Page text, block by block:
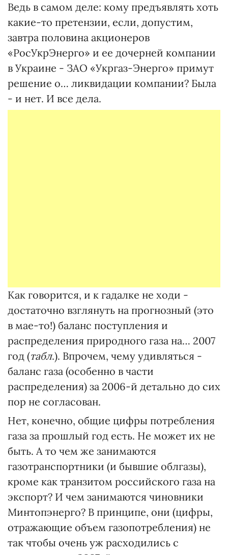
Ведь в самом деле: кому предъявлять хоть
какие-то претензии, если, допустим,
завтра половина акционеров
«РосУкрЭнерго» и ее дочерней компании
в Украине - ЗАО «Укргаз-Энерго» примут
решение о… ликвидации компании? Была
- и нет. И все дела.
Как говорится, и к гадалке не ходи -
достаточно взглянуть на прогнозный (это
в мае-то!) баланс поступления и
распределения природного газа на… 2007
год (табл.). Впрочем, чему удивляться -
баланс газа (особенно в части
распределения) за 2006-й детально до сих
пор не согласован.
Нет, конечно, общие цифры потребления
газа за прошлый год есть. Не может их не
быть. А то чем же занимаются
газотранспортники (и бывшие облгазы),
кроме как транзитом российского газа на
экспорт? И чем занимаются чиновники
Минтопэнерго? В принципе, они (цифры,
отражающие объем газопотребления) не
так чтобы очень уж расходились с